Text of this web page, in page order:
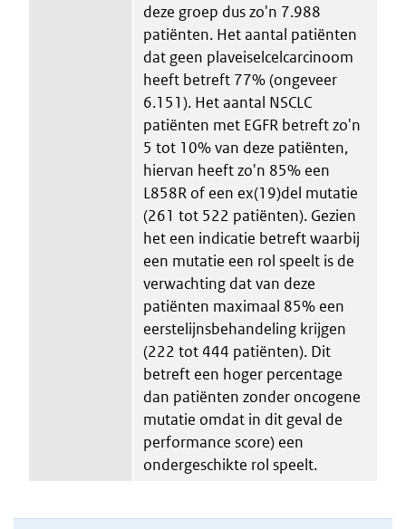
deze groep dus zo'n 7.988
patiënten. Het aantal patiënten
dat geen plaveiselcelcarcinoom
heeft betreft 77% (ongeveer
6.151). Het aantal NSCLC
patiënten met EGFR betreft zo'n
5 tot 10% van deze patiënten,
hiervan heeft zo'n 85% een
L858R of een ex(19)del mutatie
(261 tot 522 patiënten). Gezien
het een indicatie betreft waarbij
een mutatie een rol speelt is de
verwachting dat van deze
patiënten maximaal 85% een
eerstelijnsbehandeling krijgen
(222 tot 444 patiënten). Dit
betreft een hoger percentage
dan patiënten zonder oncogene
mutatie omdat in dit geval de
performance score) een
ondergeschikte rol speelt.